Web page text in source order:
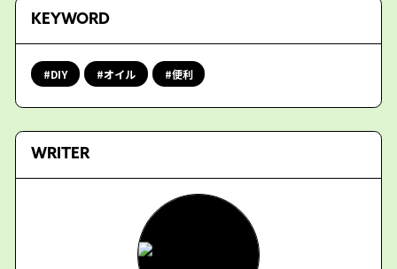
KEYWORD
DIY オイル 便利
WRITER